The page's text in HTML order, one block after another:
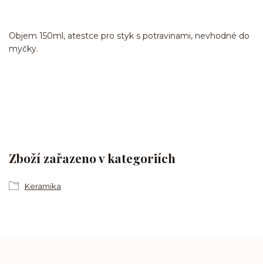
Objem 150ml, atestce pro styk s potravinami, nevhodné do
myčky.
Zboží zařazeno v kategoriích
Keramika